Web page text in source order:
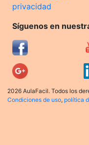
privacidad
Síguenos en
2026 AulaFacil. Todos los
Condiciones de uso, política